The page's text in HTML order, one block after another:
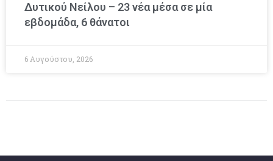
Δυτικού Νείλου – 23 νέα μέσα σε μία
εβδομάδα, 6 θάνατοι
6 Αυγούστου, 2026